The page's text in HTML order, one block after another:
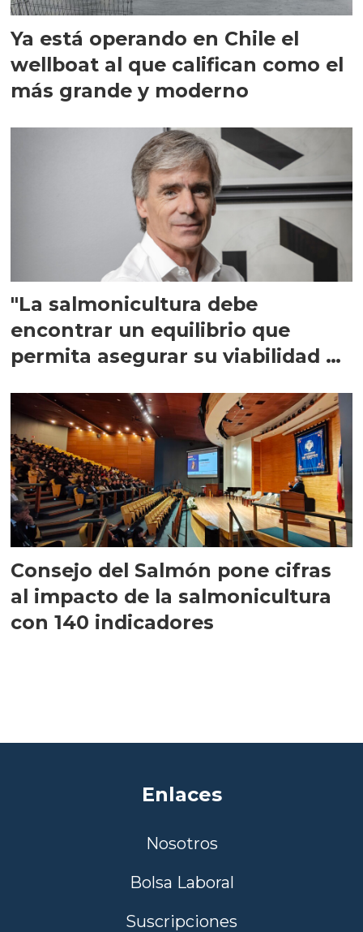
Ya está operando en Chile el
wellboat al que califican como el
más grande y moderno
"La salmonicultura debe
encontrar un equilibrio que
permita asegurar su viabilidad de
Consejo del Salmón pone cifras
al impacto de la salmonicultura
con 140 indicadores
Enlaces
Nosotros
Bolsa Laboral
Suscripciones